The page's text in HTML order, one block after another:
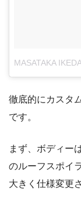
MASATAKA
徹底的にカスタ
です。
まず、ボディー
のルーフスポイ
大きく仕様変更